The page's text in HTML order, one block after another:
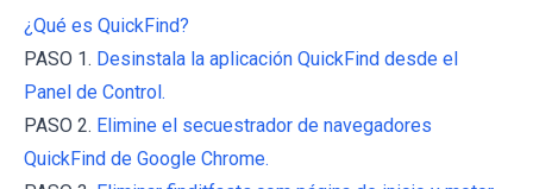
¿Qué es QuickFind?
PASO 1. Desinstala la aplicación QuickFind desde el
Panel de Control.
PASO 2. Elimine el secuestrador de navegadores
QuickFind de Google Chrome.